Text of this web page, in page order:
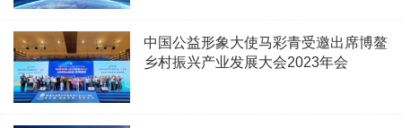
中国公益形象大使马彩青受邀出席博鳌
乡村振兴产业发展大会2023年会